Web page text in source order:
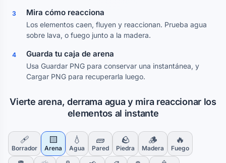
3 Mira cómo reacciona
Los elementos caen, fluyen y reaccionan. Prueba agua
sobre lava, o fuego junto a la madera.
4 Guarda tu caja de arena
Usa Guardar PNG para conservar una instantánea, y
Cargar PNG para recuperarla luego.
Vierte arena, derrama agua y mira reaccionar los
elementos al instante
🩹
Borrador
🟨
Arena
💧
Agua
🧱
Pared
🪨
Piedra
🪵
Madera
🔥
Fuego